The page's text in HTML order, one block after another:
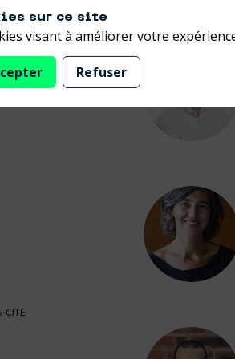
choisissent de faire entendre
MT
sur ce site
visant à améliorer votre
Refuser